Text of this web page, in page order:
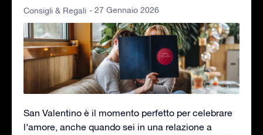
Consigli & Regali - 27 Gennaio 2026
San Valentino è il momento perfetto per celebrare
l’amore, anche quando sei in una relazione a